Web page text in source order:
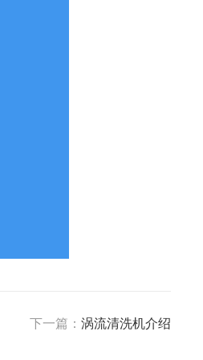
下一篇： 涡流清洗机介绍